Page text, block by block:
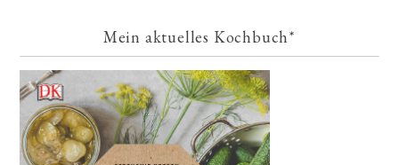
Mein aktuelles Kochbuch*